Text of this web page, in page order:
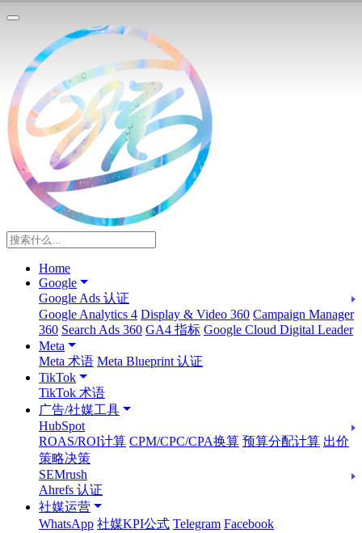
Home
Google
Google Ads 认证
Google Analytics 4 Display & Video 360 Campaign Manager
360 Search Ads 360 GA4 指标 Google Cloud Digital Leader
Meta
Meta 术语 Meta Blueprint 认证
TikTok
TikTok 术语
广告/社媒工具
HubSpot
ROAS/ROI计算 CPM/CPC/CPA换算 预算分配计算 出价
策略决策
SEMrush
Ahrefs 认证
社媒运营
WhatsApp 社媒KPI公式 Telegram Facebook